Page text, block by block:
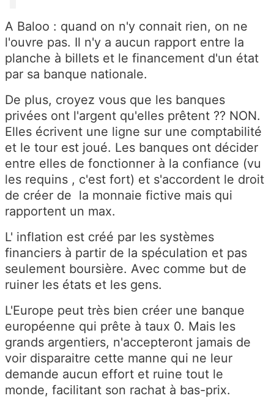
A Baloo : quand on n'y connait rien, on ne
l'ouvre pas. Il n'y a aucun rapport entre la
planche à billets et le financement d'un état
par sa banque nationale.
De plus, croyez vous que les banques
privées ont l'argent qu'elles prêtent ?? NON.
Elles écrivent une ligne sur une comptabilité
et le tour est joué. Les banques ont décider
entre elles de fonctionner à la confiance (vu
les requins , c'est fort) et s'accordent le droit
de créer de la monnaie fictive mais qui
rapportent un max.
L' inflation est créé par les systèmes
financiers à partir de la spéculation et pas
seulement boursière. Avec comme but de
ruiner les états et les gens.
L'Europe peut très bien créer une banque
européenne qui prête à taux 0. Mais les
grands argentiers, n'accepteront jamais de
voir disparaitre cette manne qui ne leur
demande aucun effort et ruine tout le
monde, facilitant son rachat à bas-prix.